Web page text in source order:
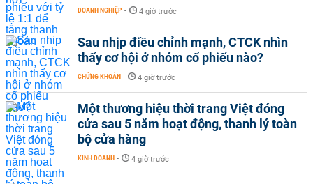
DOANH NGHIỆP - 4 giờ trước
Sau nhịp điều chỉnh mạnh, CTCK nhìn
thấy cơ hội ở nhóm cổ phiếu nào?
CHỨNG KHOÁN - 4 giờ trước
Một thương hiệu thời trang Việt đóng
cửa sau 5 năm hoạt động, thanh lý toàn
bộ cửa hàng
KINH DOANH - 4 giờ trước